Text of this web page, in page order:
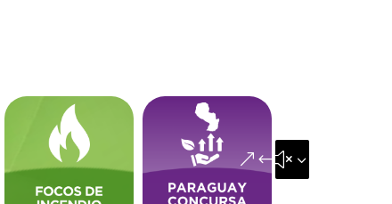
&#x35;